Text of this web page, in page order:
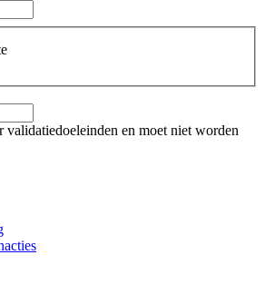
en moet niet worden